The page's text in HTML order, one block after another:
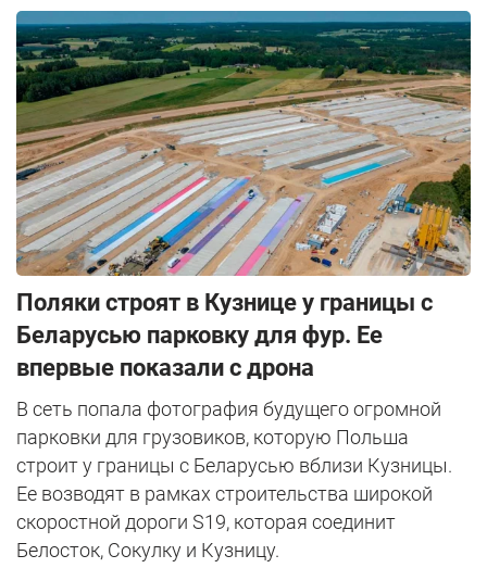
Поляки строят в Кузнице у границы с
Беларусью парковку для фур. Ее
впервые показали с дрона
В сеть попала фотография будущего огромной
парковки для грузовиков, которую Польша
строит у границы с Беларусью вблизи Кузницы.
Ее возводят в рамках строительства широкой
скоростной дороги S19, которая соединит
Белосток, Сокулку и Кузницу.